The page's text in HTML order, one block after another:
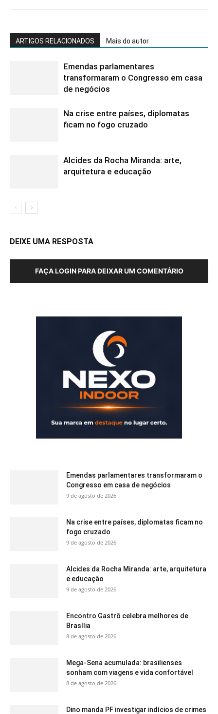
ARTIGOS RELACIONADOS Mais do autor
Emendas parlamentares
transformaram o Congresso em casa
de negócios
Na crise entre países, diplomatas
ficam no fogo cruzado
Alcides da Rocha Miranda: arte,
arquitetura e educação
DEIXE UMA RESPOSTA
FAÇA LOGIN PARA DEIXAR UM COMENTÁRIO
Emendas parlamentares transformaram o
Congresso em casa de negócios
9 de agosto de 2026
Na crise entre países, diplomatas ficam no
fogo cruzado
9 de agosto de 2026
Alcides da Rocha Miranda: arte, arquitetura
e educação
9 de agosto de 2026
Encontro Gastrô celebra melhores de
Brasília
8 de agosto de 2026
Mega-Sena acumulada: brasilienses
sonham com viagens e vida confortável
8 de agosto de 2026
Dino manda PF investigar indícios de crimes